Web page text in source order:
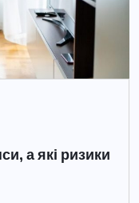
а які ризики